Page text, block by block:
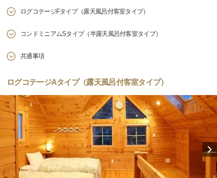
ログコテージFタイプ（露天風呂付客室タイプ）
コンドミニアムSタイプ（半露天風呂付客室タイプ）
共通事項
ログコテージAタイプ（露天風呂付客室タイプ）